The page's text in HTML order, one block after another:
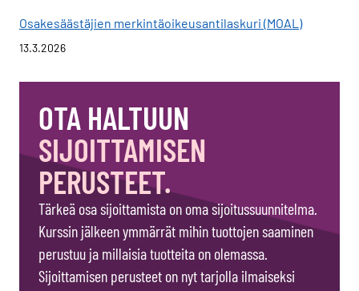
Osakesäästäjien merkintäoikeusantilaskuri (MOAL)
13.3.2026
OTA HALTUUN
SIJOITTAMISEN
PERUSTEET.
Tärkeä osa sijoittamista on oma sijoitussuunnitelma.
Kurssin jälkeen ymmärrät mihin tuottojen saaminen
perustuu ja millaisia tuotteita on olemassa.
Sijoittamisen perusteet on nyt tarjolla ilmaiseksi